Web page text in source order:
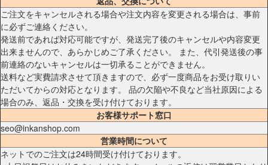
ご注文をキャンセルされる場合や注文内容を変更される場合は、事前
に必ずご連絡ください。
発送前であれば対応可能ですが、発送完了後のキャンセルや内容変更
出来ませんので、あらかじめご了承ください。 また、代引発送後の事
前連絡のないキャンセルは一切承ることができません。
送料など実費請求させて頂きますので、必ず一度商品をお受け取りい
ただいてからの対応となります。 品の欠陥や不良など当社原因による
場合のみ、返品・交換を受け付けております。
お客様サポート窓口
seo@inkanshop.com
営業時間について
ネットでのご注文は24時間受け付けております。